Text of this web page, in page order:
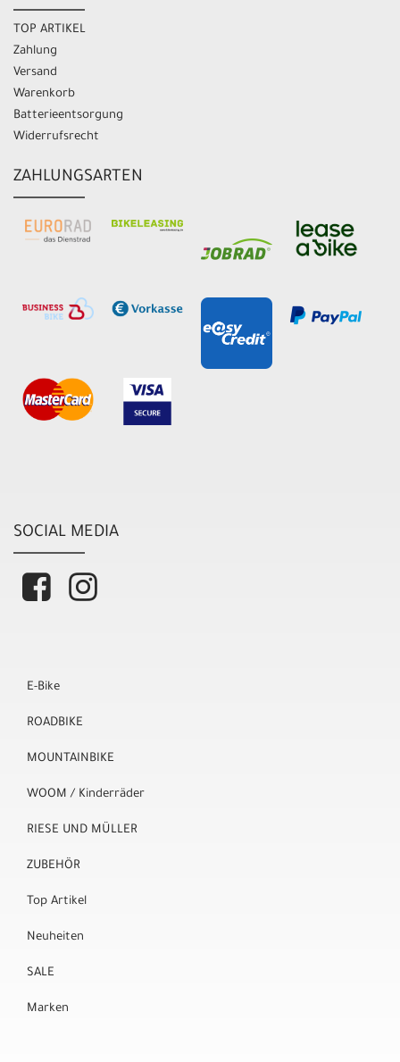
TOP ARTIKEL
Zahlung
Versand
Warenkorb
Batterieentsorgung
Widerrufsrecht
ZAHLUNGSARTEN
SOCIAL MEDIA
E-Bike
ROADBIKE
MOUNTAINBIKE
WOOM / Kinderräder
RIESE UND MÜLLER
ZUBEHÖR
Top Artikel
Neuheiten
SALE
Marken